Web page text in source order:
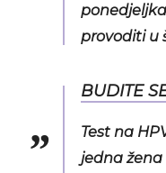
provoditi u
BUDITE
Test na
jedna